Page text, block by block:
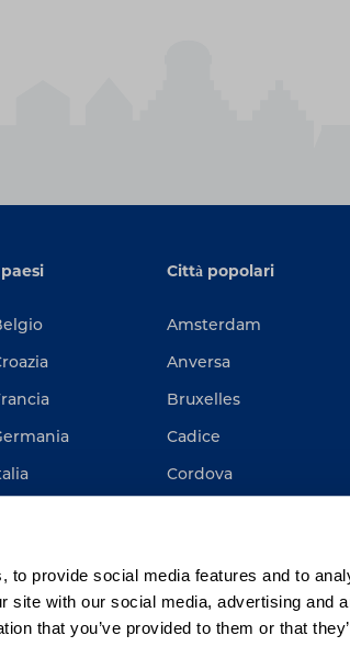
to provide social media features and to
site with our social media, advertising and
that you’ve provided to them or that
I paesi Città popolari
Amsterdam
Anversa
Bruxelles
Cadice
Cordova